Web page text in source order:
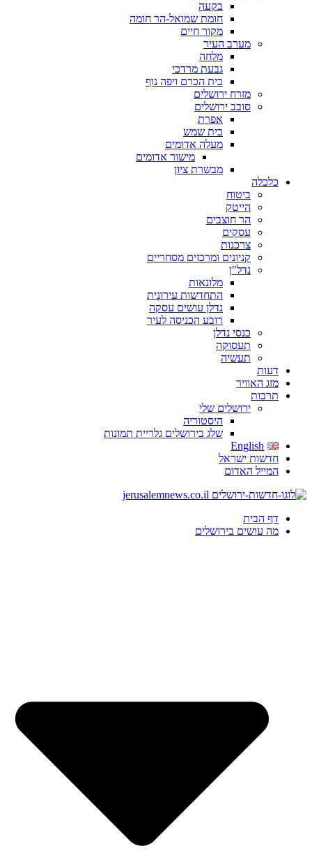
חומת שמואל-הר חומה
מקור חיים
מערב העיר
גבעת מרדכי
בית הכרם ויפה נוף
מזרח ירושלים
סובב ירושלים
בית שמש
מעלה אדומים
מישור אדומים
מבשרת ציון
הר חוצבים
צרכנות
קניונים ומרכזים מסחריים
מלונאות
התחדשות עירונית
נדלן עושים עסקה
רובע הכניסה לעיר
כנסי נדלן
תעסוקה
תעשיה
האוויר
ירושלים שלי
היסטוריה
שלג בירושלים גלריית תמונות
English
ישראל
האדום
הבית
עושים בירושלים